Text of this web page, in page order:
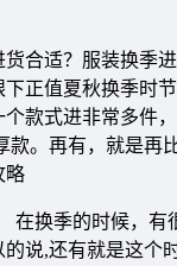
合适？服装换季
下正值夏秋换季
款式进非常多件
款。再有，就是再
略
的时候，有很多
说,还有就是这个